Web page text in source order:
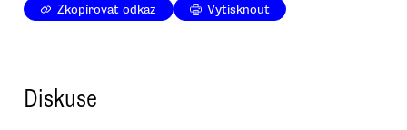
Zkopírovat odkaz Vytisknout
Diskuse